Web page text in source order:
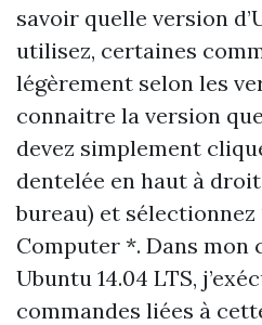
savoir quelle version
utilisez, certaines
légèrement selon les
connaitre la version
devez simplement
dentelée en haut à
bureau) et
Computer *. Dans mon
Ubuntu 14.04 LTS,
commandes liées à